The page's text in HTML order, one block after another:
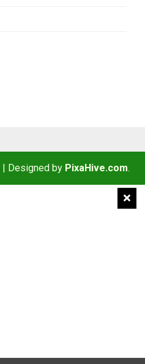
| Designed by PixaHive.com.